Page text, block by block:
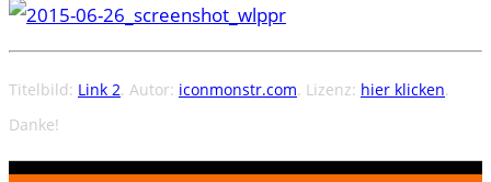
Titelbild: Link 2. Autor: iconmonstr.com. Lizenz: hier klicken.
Danke!